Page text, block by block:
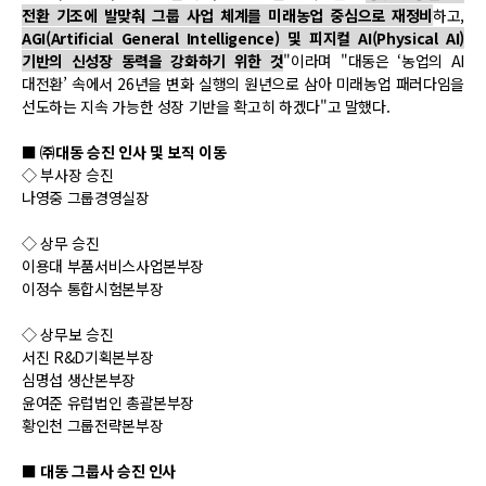
전환 기조에 발맞춰 그룹 사업 체계를 미래농업 중심으로 재정비하고,
AGI(Artificial General Intelligence) 및 피지컬 AI(Physical AI)
기반의 신성장 동력을 강화하기 위한 것"이라며 "대동은 ‘농업의 AI
대전환’ 속에서 26년을 변화 실행의 원년으로 삼아 미래농업 패러다임을
선도하는 지속 가능한 성장 기반을 확고히 하겠다"고 말했다.
■ ㈜대동 승진 인사 및 보직 이동
◇ 부사장 승진
나영중 그룹경영실장
◇ 상무 승진
이용대 부품서비스사업본부장
이정수 통합시험본부장
◇ 상무보 승진
서진 R&D기획본부장
심명섭 생산본부장
윤여준 유럽법인 총괄본부장
황인천 그룹전략본부장
■ 대동 그룹사 승진 인사